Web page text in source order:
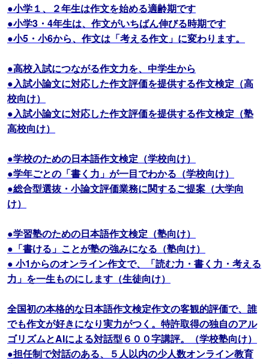
●小学１、２年生は作文を始める適齢期です
●小学3・4年生は、作文がいちばん伸びる時期です
●小5・小6から、作文は「考える作文」に変わります。
●高校入試につながる作文力を、中学生から
●入試小論文に対応した作文評価を提供する作文検定（高
校向け）
●入試小論文に対応した作文評価を提供する作文検定（塾
高校向け）
●学校のための日本語作文検定（学校向け）
●学年ごとの「書く力」が一目でわかる（学校向け）
●総合型選抜・小論文評価業務に関するご提案（大学向
け）
●学習塾のための日本語作文検定（塾向け）
●「書ける」ことが塾の強みになる（塾向け）
● 小1からのオンライン作文で、「読む力・書く力・考える
力」を一生ものにします（生徒向け）
全国初の本格的な日本語作文検定作文の客観的評価で、誰
でも作文が好きになり実力がつく。特許取得の独自のアル
ゴリズムとAIによる対話型６００字講評。（学校塾向け）
●担任制で対話のある、５人以内の少人数オンライン教育